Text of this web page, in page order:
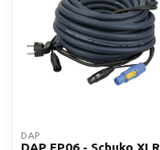
DAP
DAP FP06 - Schuko XLR